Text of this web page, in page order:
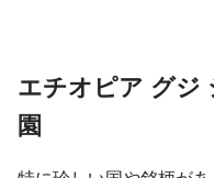
エチオピア グジ
園